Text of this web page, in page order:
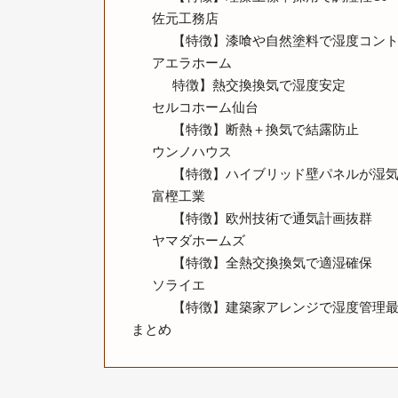
佐元工務店
【特徴】漆喰や自然塗料で湿度コン
アエラホーム
特徴】熱交換換気で湿度安定
セルコホーム仙台
【特徴】断熱＋換気で結露防止
ウンノハウス
【特徴】ハイブリッド壁パネルが湿
富樫工業
【特徴】欧州技術で通気計画抜群
ヤマダホームズ
【特徴】全熱交換換気で適湿確保
ソライエ
【特徴】建築家アレンジで湿度管理
まとめ